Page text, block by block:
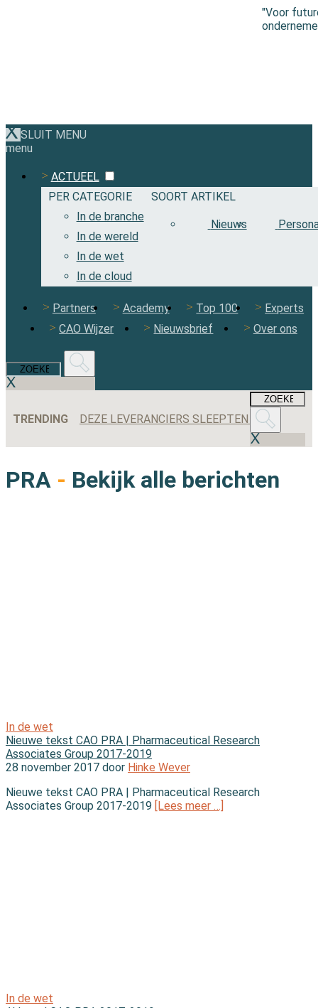
"Voor
SLUIT MENU
menu
ACTUEEL
PER CATEGORIE
In de branche
In de wereld
In de wet
In de cloud
SOORT ARTIKEL
Nieuws
Partners Academy Top 100
Experts
CAO Wijzer
Nieuwsbrief Over ons
TRENDING DEZE LEVERANCIERS SLEEPTEN DE MEESTE AANBESTEDINGEN BINNEN IN 2025
PRA - Bekijk alle berichten
In de wet
Nieuwe tekst CAO PRA | Pharmaceutical Research
Associates Group 2017-2019
28 november 2017 door Hinke Wever
Nieuwe tekst CAO PRA | Pharmaceutical Research
Associates Group 2017-2019 [Lees meer …]
In de wet